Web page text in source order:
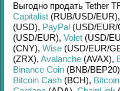
Выгодно продать Tether
Capitalist (RUB/USD/EUR),
(USD), PayPal (USD/EUR/
(USD/EUR), Volet (USD/
(CNY), Wise (USD/EUR/
(ZRX), Avalanche (AVAX),
Binance Coin (BNB/BEP20)
Bitcoin Cash (BCH),